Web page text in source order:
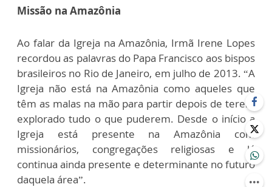
Missão na Amazônia
Ao falar da Igreja na Amazônia, Irmã Irene Lopes
recordou as palavras do Papa Francisco aos bispos
brasileiros no Rio de Janeiro, em julho de 2013. “A
Igreja não está na Amazônia como aqueles que
têm as malas na mão para partir depois de terem
explorado tudo o que puderem. Desde o início a
Igreja está presente na Amazônia com
missionários, congregações religiosas e lá
continua ainda presente e determinante no futuro
daquela área”.